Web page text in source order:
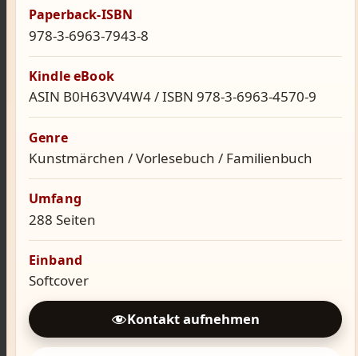
Paperback-ISBN
978-3-6963-7943-8
Kindle eBook
ASIN B0H63VV4W4 / ISBN 978-3-6963-4570-9
Genre
Kunstmärchen / Vorlesebuch / Familienbuch
Umfang
288 Seiten
Einband
Softcover
Kontakt aufnehmen